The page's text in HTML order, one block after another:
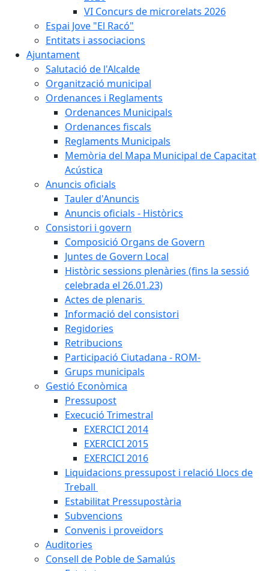
VI Concurs de microrelats 2026
Espai Jove "El Racó"
Entitats i associacions
Ajuntament
Salutació de l'Alcalde
Organització municipal
Ordenances i Reglaments
Ordenances Municipals
Ordenances fiscals
Reglaments Municipals
Memòria del Mapa Municipal de Capacitat
Acústica
Anuncis oficials
Tauler d'Anuncis
Anuncis oficials - Històrics
Consistori i govern
Composició Organs de Govern
Juntes de Govern Local
Històric sessions plenàries (fins la sessió
celebrada el 26.01.23)
Actes de plenaris
Informació del consistori
Regidories
Retribucions
Participació Ciutadana - ROM-
Grups municipals
Gestió Econòmica
Pressupost
Execució Trimestral
EXERCICI 2014
EXERCICI 2015
EXERCICI 2016
Liquidacions pressupost i relació Llocs de
Treball
Estabilitat Pressupostària
Subvencions
Convenis i proveïdors
Auditories
Consell de Poble de Samalús